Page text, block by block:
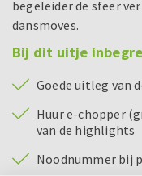
begeleider de sfeer
dansmoves.
Bij dit uitje
Goede uitleg van
Huur e-chopper
van de highlights
Noodnummer bij